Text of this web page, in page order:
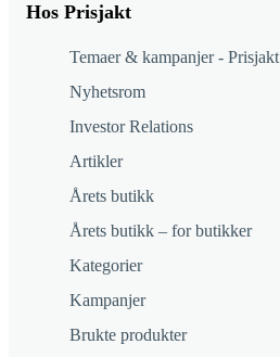
Hos Prisjakt
Temaer & kampanjer - Prisjakt
Nyhetsrom
Investor Relations
Artikler
Årets butikk
Årets butikk – for butikker
Kategorier
Kampanjer
Brukte produkter